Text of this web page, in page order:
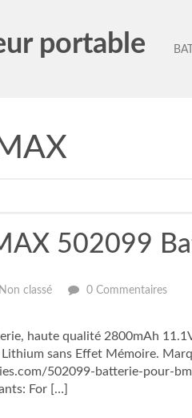
portable
502099
Non classé 0 Commentaires
haute qualité 2800mAh
Lithium sans Effet Mémoire.
502099-batterie-pour-
For […]